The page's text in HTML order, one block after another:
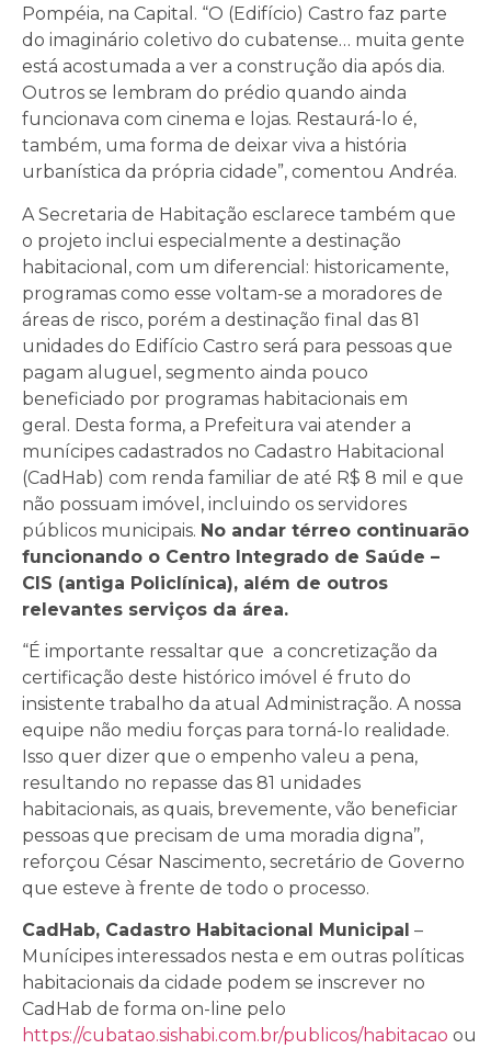
Pompéia, na Capital. “O (Edifício) Castro faz parte
do imaginário coletivo do cubatense… muita gente
está acostumada a ver a construção dia após dia.
Outros se lembram do prédio quando ainda
funcionava com cinema e lojas. Restaurá-lo é,
também, uma forma de deixar viva a história
urbanística da própria cidade”, comentou Andréa.
A Secretaria de Habitação esclarece também que
o projeto inclui especialmente a destinação
habitacional, com um diferencial: historicamente,
programas como esse voltam-se a moradores de
áreas de risco, porém a destinação final das 81
unidades do Edifício Castro será para pessoas que
pagam aluguel, segmento ainda pouco
beneficiado por programas habitacionais em
geral. Desta forma, a Prefeitura vai atender a
munícipes cadastrados no Cadastro Habitacional
(CadHab) com renda familiar de até R$ 8 mil e que
não possuam imóvel, incluindo os servidores
públicos municipais. No andar térreo continuarão
funcionando o Centro Integrado de Saúde –
CIS (antiga Policlínica), além de outros
relevantes serviços da área.
“É importante ressaltar que a concretização da
certificação deste histórico imóvel é fruto do
insistente trabalho da atual Administração. A nossa
equipe não mediu forças para torná-lo realidade.
Isso quer dizer que o empenho valeu a pena,
resultando no repasse das 81 unidades
habitacionais, as quais, brevemente, vão beneficiar
pessoas que precisam de uma moradia digna’’,
reforçou César Nascimento, secretário de Governo
que esteve à frente de todo o processo.
CadHab, Cadastro Habitacional Municipal –
Munícipes interessados nesta e em outras políticas
habitacionais da cidade podem se inscrever no
CadHab de forma on-line pelo
https://cubatao.sishabi.com.br/publicos/habitacao ou